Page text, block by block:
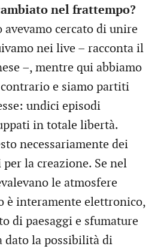
nel frattempo?
avevamo cercato di unire
nei live – racconta il
–, mentre qui abbiamo
e siamo partiti
undici episodi
in totale libertà.
necessariamente dei
la creazione. Se nel
le atmosfere
è interamente elettronico,
di paesaggi e sfumature
dato la possibilità di